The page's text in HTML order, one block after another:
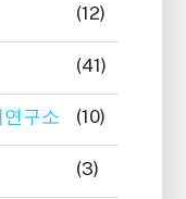
(12)
(41)
연구소 (10)
(3)